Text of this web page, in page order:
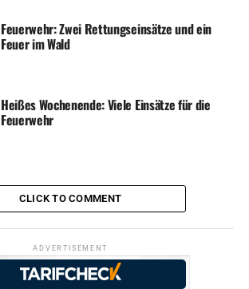
Feuerwehr: Zwei Rettungseinsätze und ein
Feuer im Wald
Heißes Wochenende: Viele Einsätze für die
Feuerwehr
CLICK TO COMMENT
ADVERTISEMENT